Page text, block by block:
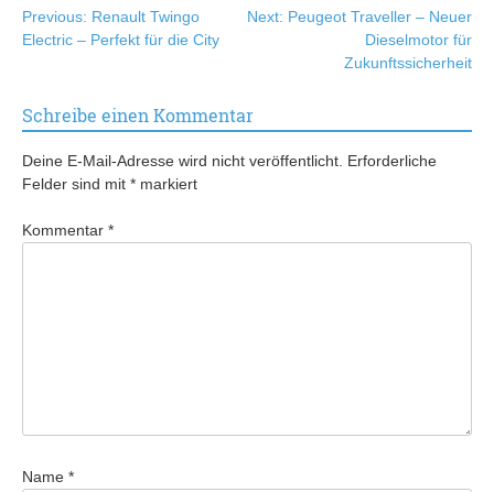
Beitragsnavigation
Previous: Renault Twingo
Electric – Perfekt für die City
Next: Peugeot Traveller – Neuer
Dieselmotor für
Zukunftssicherheit
Schreibe einen Kommentar
Deine E-Mail-Adresse wird nicht veröffentlicht. Erforderliche
Felder sind mit * markiert
Kommentar *
Name *